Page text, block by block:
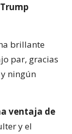
Trump
brillante
par, gracias
ningún
ventaja de
y el